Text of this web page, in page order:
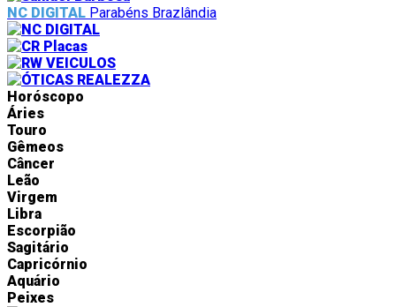
NC DIGITAL Parabéns Brazlândia
Horóscopo
Áries
Touro
Gêmeos
Câncer
Leão
Virgem
Libra
Escorpião
Sagitário
Capricórnio
Aquário
Peixes